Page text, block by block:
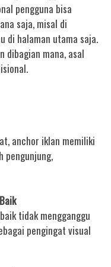
pengguna bisa
saja, misal di
di halaman utama saja.
dibagian mana, asal
anchor iklan memiliki
pengunjung,
tidak mengganggu
pengingat visual